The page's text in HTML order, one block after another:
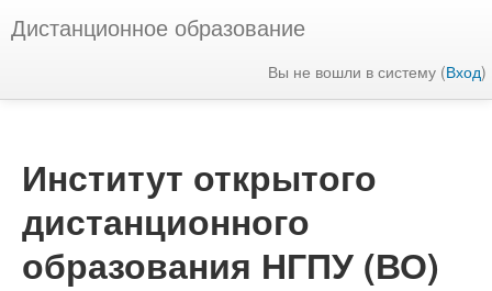
Дистанционное образование
Вы не вошли в систему (Вход)
Институт открытого
дистанционного
образования НГПУ (ВО)